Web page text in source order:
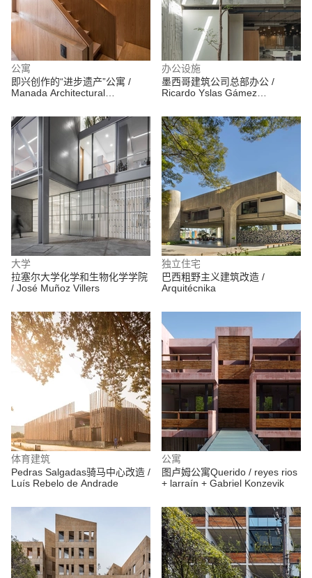
公寓
即兴创作的“进步遗产”公寓 /
Manada Architectural
办公设施
墨西哥建筑公司总部办公 /
Ricardo Yslas Gámez
大学
拉塞尔大学化学和生物化学学院
/ José Muñoz Villers
独立住宅
巴西粗野主义建筑改造 /
Arquitécnika
体育建筑
Pedras Salgadas骑马中心改造 /
Luís Rebelo de Andrade
公寓
图卢姆公寓Querido / reyes rios
+ larraín + Gabriel Konzevik